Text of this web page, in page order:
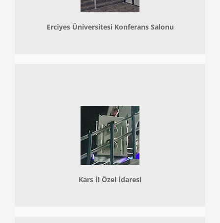
Erciyes Üniversitesi Konferans Salonu
Kars İl Özel İdaresi